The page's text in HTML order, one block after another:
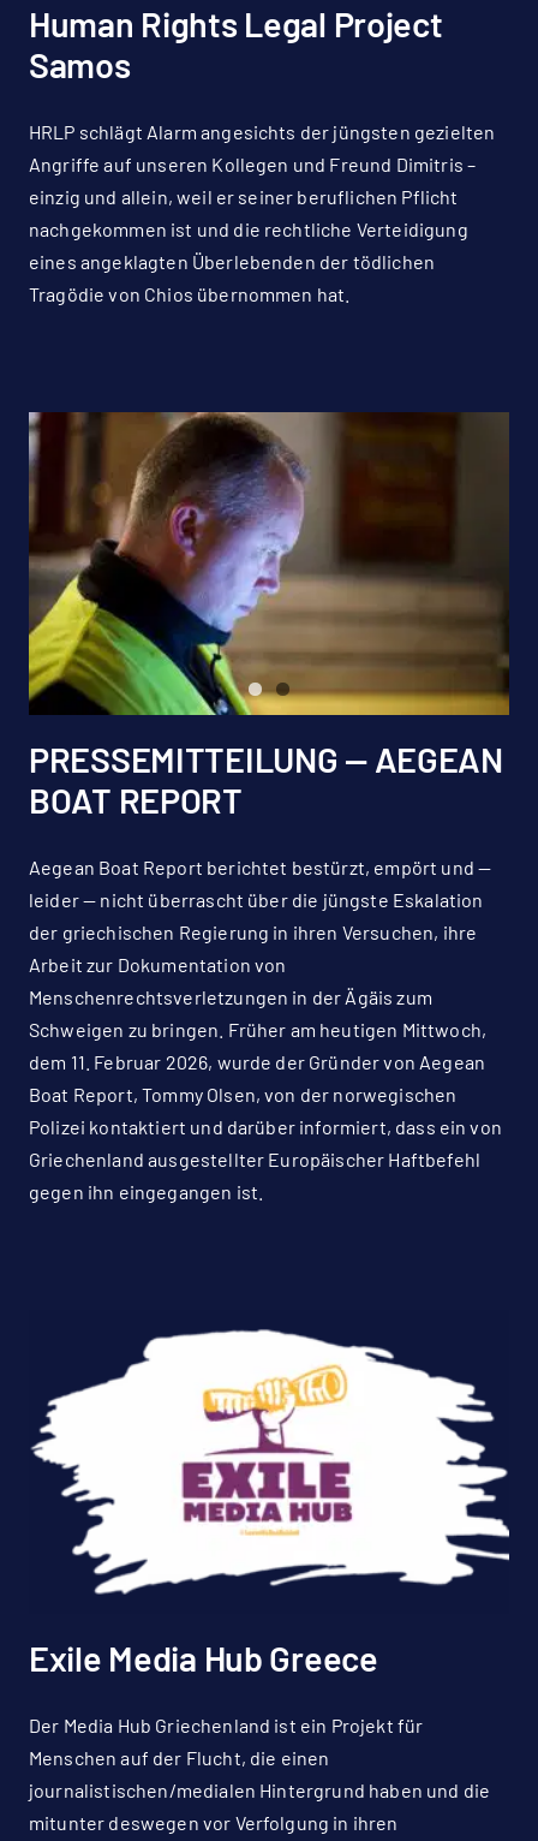
Human Rights Legal Project
Samos
HRLP schlägt Alarm angesichts der jüngsten gezielten
Angriffe auf unseren Kollegen und Freund Dimitris –
einzig und allein, weil er seiner beruflichen Pflicht
nachgekommen ist und die rechtliche Verteidigung
eines angeklagten Überlebenden der tödlichen
Tragödie von Chios übernommen hat.
PRESSEMITTEILUNG — AEGEAN
BOAT REPORT
Aegean Boat Report berichtet bestürzt, empört und —
leider — nicht überrascht über die jüngste Eskalation
der griechischen Regierung in ihren Versuchen, ihre
Arbeit zur Dokumentation von
Menschenrechtsverletzungen in der Ägäis zum
Schweigen zu bringen. Früher am heutigen Mittwoch,
dem 11. Februar 2026, wurde der Gründer von Aegean
Boat Report, Tommy Olsen, von der norwegischen
Polizei kontaktiert und darüber informiert, dass ein von
Griechenland ausgestellter Europäischer Haftbefehl
gegen ihn eingegangen ist.
Exile Media Hub Greece
Der Media Hub Griechenland ist ein Projekt für
Menschen auf der Flucht, die einen
journalistischen/medialen Hintergrund haben und die
mitunter deswegen vor Verfolgung in ihren